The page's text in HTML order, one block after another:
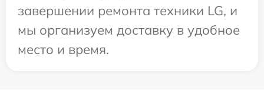
завершении ремонта техники LG, и
мы организуем доставку в удобное
место и время.